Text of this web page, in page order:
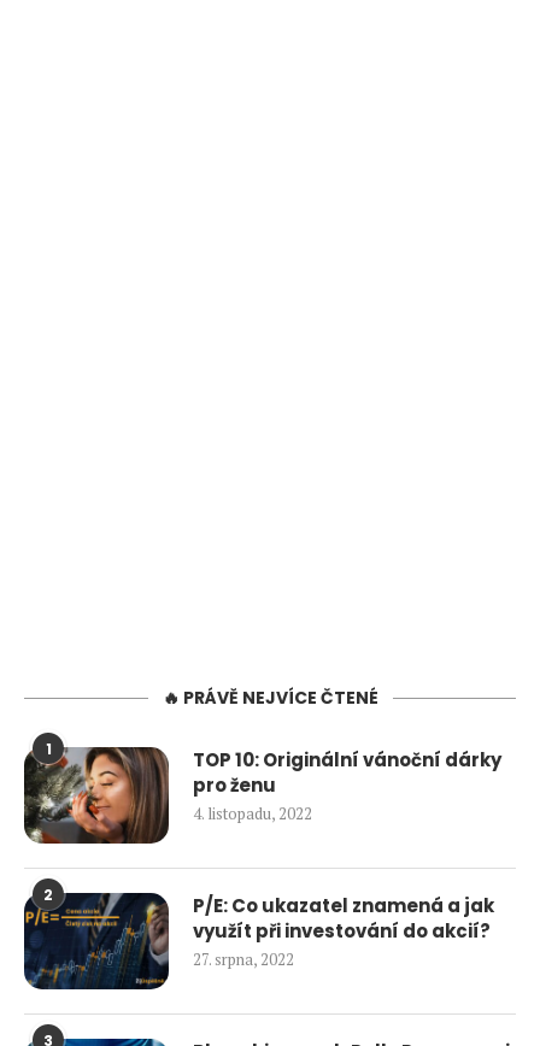
🔥 PRÁVĚ NEJVÍCE ČTENÉ
1
TOP 10: Originální vánoční dárky
pro ženu
4. listopadu, 2022
2
P/E: Co ukazatel znamená a jak
využít při investování do akcií?
27. srpna, 2022
3